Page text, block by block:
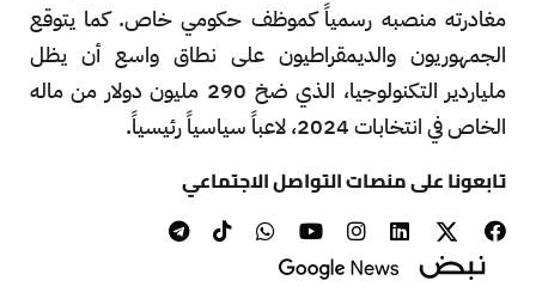
مغادرته منصبه رسمياً كموظف حكومي خاص. كما يتوقع
الجمهوريون والديمقراطيون على نطاق واسع أن يظل
ملياردير التكنولوجيا، الذي ضخ 290 مليون دولار من ماله
الخاص في انتخابات 2024، لاعباً سياسياً رئيسياً.
تابعونا على منصات التواصل الاجتماعي